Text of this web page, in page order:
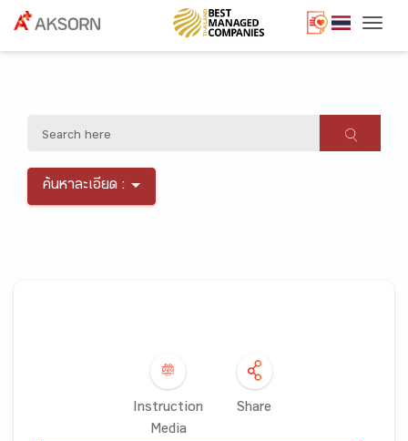
ค้นหาละเอียด :
Instruction
Media
Share